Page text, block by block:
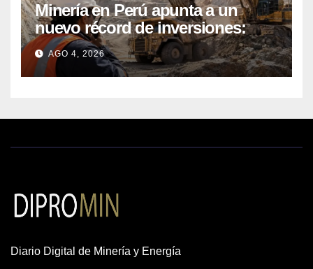
Minería en Perú apunta a un
nuevo récord de inversiones:
crecen los petitorios y el FMI
insta a destrabar proyectos
AGO 4, 2026
Diario Digital de Minería y Energía